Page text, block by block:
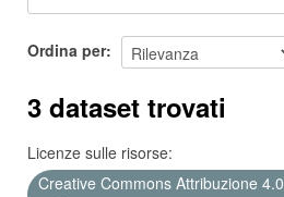
Ordina per
3 dataset trovati
Licenze sulle risorse:
Creative Commons Attribuzione